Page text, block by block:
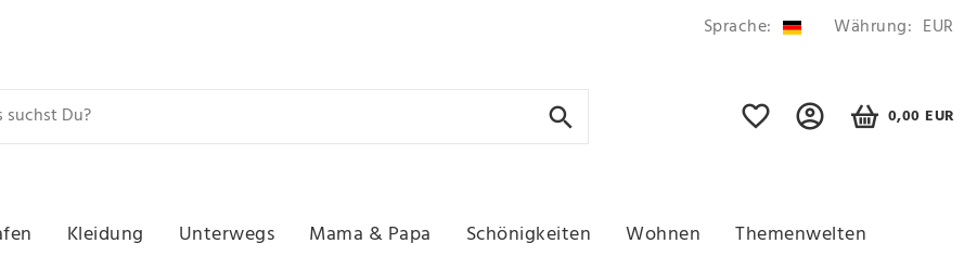
Sprache: Währung: EUR
0,00 EUR
Kleidung Unterwegs Mama & Papa Schönigkeiten Wohnen
Themenwelten